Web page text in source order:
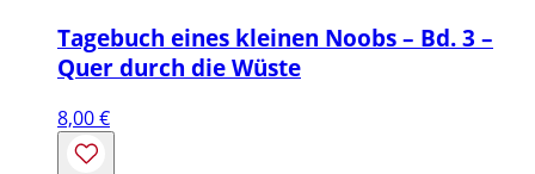
Tagebuch eines kleinen Noobs – Bd. 3 –
Quer durch die Wüste
8,00€